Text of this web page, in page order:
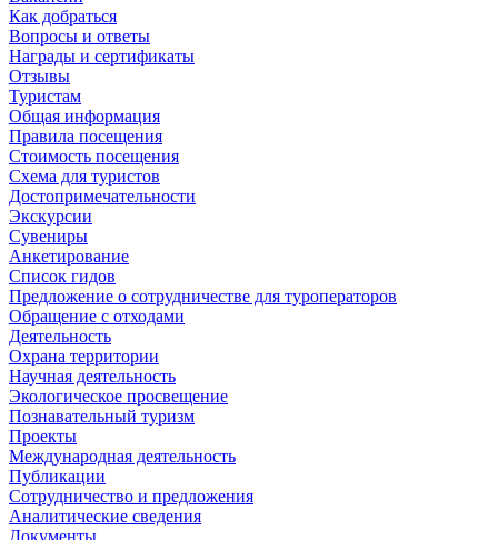
Как добраться
Вопросы и ответы
Награды и сертификаты
Отзывы
Туристам
Общая информация
Правила посещения
Стоимость посещения
Схема для туристов
Достопримечательности
Экскурсии
Сувениры
Анкетирование
Список гидов
Предложение о сотрудничестве для туроператоров
Обращение с отходами
Деятельность
Охрана территории
Научная деятельность
Экологическое просвещение
Познавательный туризм
Проекты
Международная деятельность
Публикации
Сотрудничество и предложения
Аналитические сведения
Документы